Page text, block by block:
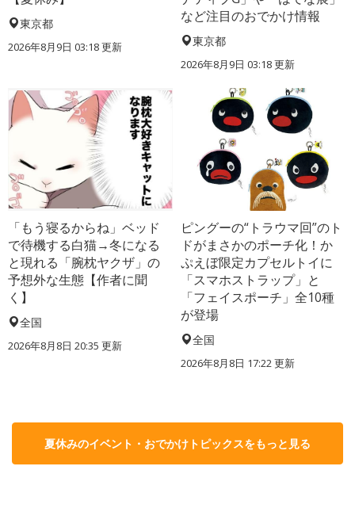
東京都
2026年8月9日 03:18更新
など注目のおでかけ情報
東京都
2026年8月9日 03:18更新
「もう寝るからね」ベッド
で待機する白猫→冬になる
と現れる「腕枕ヤクザ」の
予想外な生態【作者に聞
く】
全国
2026年8月8日 20:35 更新
ピングーの“トラウマ回”のト
ドがまさかのポーチ化！か
ぷえぼ限定カプセルトイに
「スマホストラップ」と
「フェイスポーチ」全10種
が登場
全国
2026年8月8日 17:22更新
夏休みのイベント・おでかけトピックスをもっと見る